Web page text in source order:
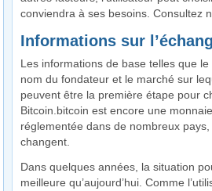
conviendra à ses besoins. Consultez
Informations sur
Les informations de base telles que le
nom du fondateur et le marché sur
peuvent être la première étape pour
Bitcoin.bitcoin est encore une
réglementée dans de nombreux
changent.
Dans quelques années, la situation
meilleure qu’aujourd’hui. Comme